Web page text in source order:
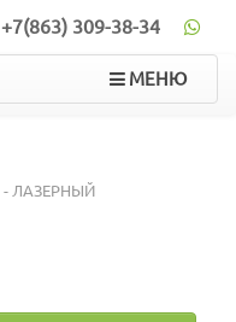
+7(863) 309-38-34
МЕНЮ
- ЛАЗЕРНЫЙ